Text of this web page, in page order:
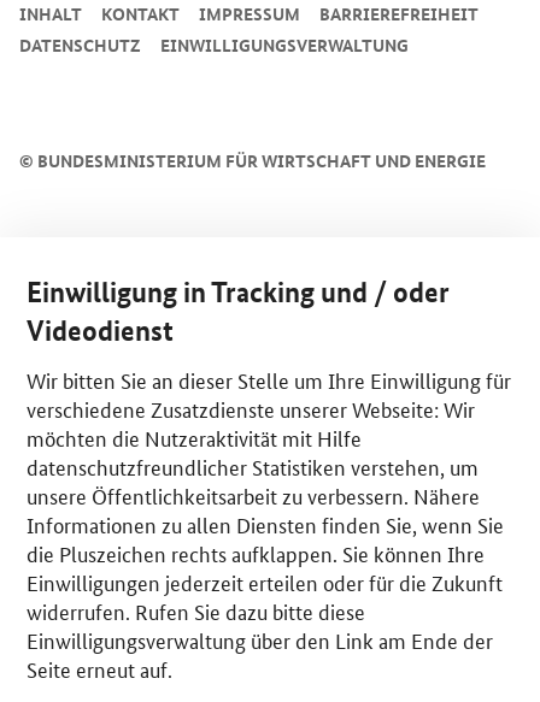
© BUNDESMINISTERIUM FÜR WIRTSCHAFT UND ENERGIE
INHALT KONTAKT IMPRESSUM
BARRIEREFREIHEIT
DATENSCHUTZ
EINWILLIGUNGSVERWALTUNG
Einwilligung in Tracking und / oder
Videodienst
Wir bitten Sie an dieser Stelle um Ihre Einwilligung für
verschiedene Zusatzdienste unserer Webseite: Wir
möchten die Nutzeraktivität mit Hilfe
datenschutzfreundlicher Statistiken verstehen, um
unsere Öffentlichkeitsarbeit zu verbessern. Nähere
Informationen zu allen Diensten finden Sie, wenn Sie
die Pluszeichen rechts aufklappen. Sie können Ihre
Einwilligungen jederzeit erteilen oder für die Zukunft
widerrufen. Rufen Sie dazu bitte diese
Einwilligungsverwaltung über den Link am Ende der
Seite erneut auf.